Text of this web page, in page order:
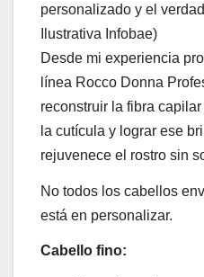
personalizado y el
Ilustrativa Infobae)
Desde mi experiencia
línea Rocco Donna
reconstruir la fibra
la cutícula y lograr ese
rejuvenece el rostro sin
No todos los cabellos
está en personalizar.
Cabello fino: